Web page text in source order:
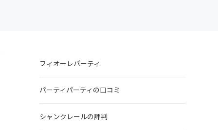
フィオーレパーティ
パーティパーティの口コミ
シャンクレールの評判